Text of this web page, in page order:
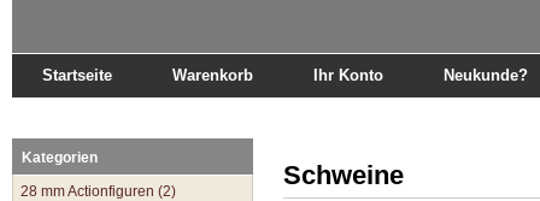
Startseite Warenkorb Ihr Konto Neukunde?
Kategorien
28 mm Actionfiguren (2)
Schweine